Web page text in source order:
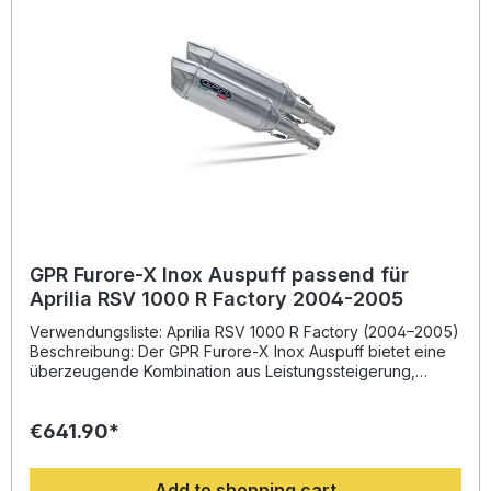
entsprechende Zubehör. Racing slip-on exhaust including
link pipe and removable dbkillerZulassung: NoLieferzeit: ca.
GPR Furore-X Inox Auspuff passend für
Aprilia RSV 1000 R Factory 2004-2005
Verwendungsliste: Aprilia RSV 1000 R Factory (2004–2005)
Beschreibung: Der GPR Furore-X Inox Auspuff bietet eine
überzeugende Kombination aus Leistungssteigerung,
der Motorrad-Weltmeisterschaft, sorgt dieser Slip-on
höheren Drehmomentverlauf und eine spürbare
€641.90*